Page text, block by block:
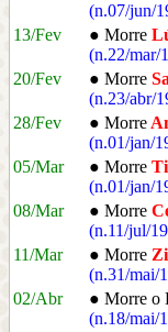
(n.07/jun/
13/Fev
● Morre
(n.22/mar/
20/Fev
● Morre
(n.23/abr/
28/Fev
● Morre
(n.01/jan/
05/Mar
● Morre
(n.01/jan/
08/Mar
● Morre
(n.11/jul/
11/Mar
● Morre
(n.31/mai/
02/Abr
● Morre o
(n.18/mai/